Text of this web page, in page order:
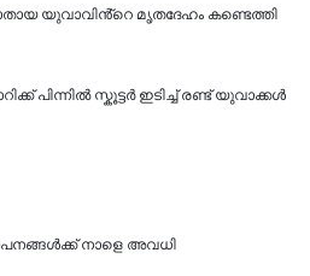
യുവാവിൻ്റെ മൃതദേഹം കണ്ടെത്തി
പിന്നിൽ സ്കൂട്ടർ ഇടിച്ച് രണ്ട് യുവാക്കൾ
നാളെ അവധി